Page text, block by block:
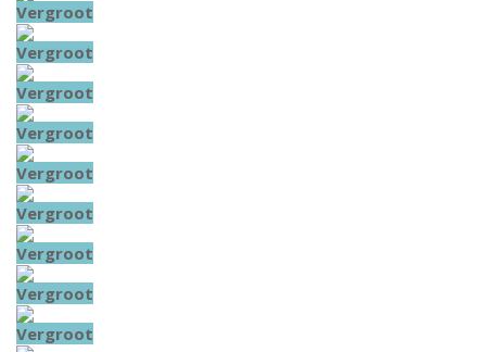
Vergroot
Vergroot
Vergroot
Vergroot
Vergroot
Vergroot
Vergroot
Vergroot
Vergroot